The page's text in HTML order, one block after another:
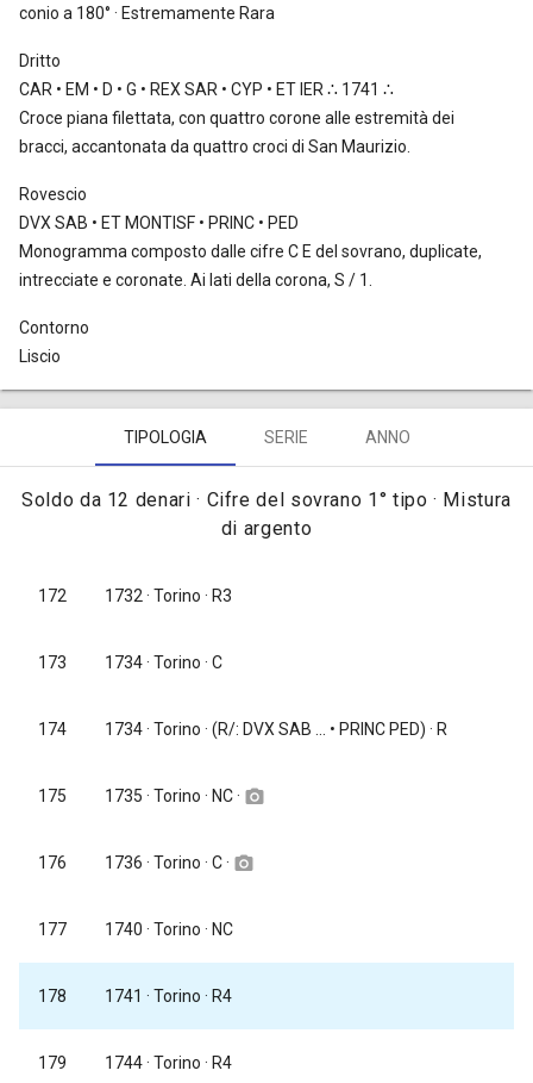
conio a 180° · Estremamente Rara
Dritto
CAR • EM • D • G • REX SAR • CYP • ET IER ∴ 1741 ∴
Croce piana filettata, con quattro corone alle estremità dei
bracci, accantonata da quattro croci di San Maurizio.
Rovescio
DVX SAB • ET MONTISF • PRINC • PED
Monogramma composto dalle cifre C E del sovrano, duplicate,
intrecciate e coronate. Ai lati della corona, S / 1.
Contorno
Liscio
TIPOLOGIA SERIE ANNO
Soldo da 12 denari · Cifre del sovrano 1° tipo · Mistura
di argento
172 1732 · Torino · R3
173 1734· Torino · C
174 1734· Torino · (R/: DVX SAB ... • PRINC PED) · R
175 1735 · Torino · NC · camera_alt
176 1736 · Torino · C · camera_alt
177 1740 · Torino · NC
178 1741 · Torino · R4
179 1744· Torino · R4